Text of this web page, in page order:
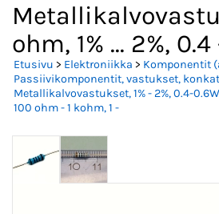
ohm, 1% ... 2%,
Etusivu > Elektroniikka > Komponentit
Passiivikomponentit, vastukset, konkat
Metallikalvovastukset, 1% - 2%, 0.4-0.6W
100 ohm - 1 kohm, 1 -